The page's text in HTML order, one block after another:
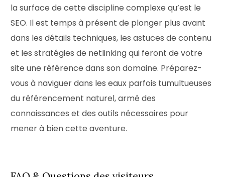
la surface de cette discipline complexe qu’est le
SEO. Il est temps à présent de plonger plus avant
dans les détails techniques, les astuces de contenu
et les stratégies de netlinking qui feront de votre
site une référence dans son domaine. Préparez-
vous à naviguer dans les eaux parfois tumultueuses
du référencement naturel, armé des
connaissances et des outils nécessaires pour
mener à bien cette aventure.